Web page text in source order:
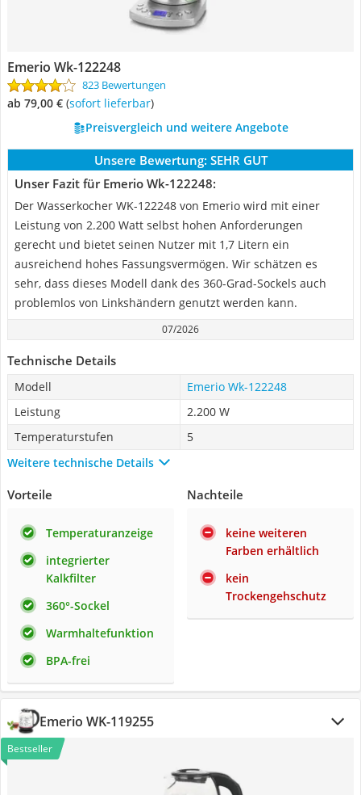
Emerio Wk-122248
823 Bewertungen
ab 79,00 € ( Sofort lieferbar)
Preisvergleich und weitere Angebote
Unsere Bewertung: SEHR GUT
Unser Fazit für Emerio Wk-122248:
Der Wasserkocher WK-122248 von Emerio wird mit einer
Leistung von 2.200 Watt selbst hohen Anforderungen
gerecht und bietet seinen Nutzer mit 1,7 Litern ein
ausreichend hohes Fassungsvermögen. Wir schätzen es
sehr, dass dieses Modell dank des 360-Grad-Sockels auch
problemlos von Linkshändern genutzt werden kann.
07/2026
Technische Details
Modell
Emerio Wk-122248
Leistung
2.200 W
Temperaturstufen
5
Weitere technische Details
Vorteile
Temperaturanzeige
integrierter
Kalkfilter
360°-Sockel
Warmhaltefunktion
BPA-frei
Nachteile
keine weiteren
Farben erhältlich
kein
Trockengehschutz
Emerio WK-119255
Bestseller